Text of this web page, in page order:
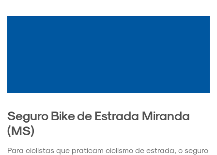
Seguro Bike de Estrada Miranda
(MS)
Para ciclistas que praticam ciclismo de estrada, o seguro